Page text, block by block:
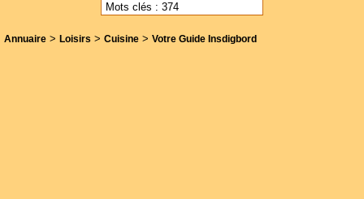
Mots clés : 374
Annuaire > Loisirs > Cuisine > Votre Guide Insdigbord